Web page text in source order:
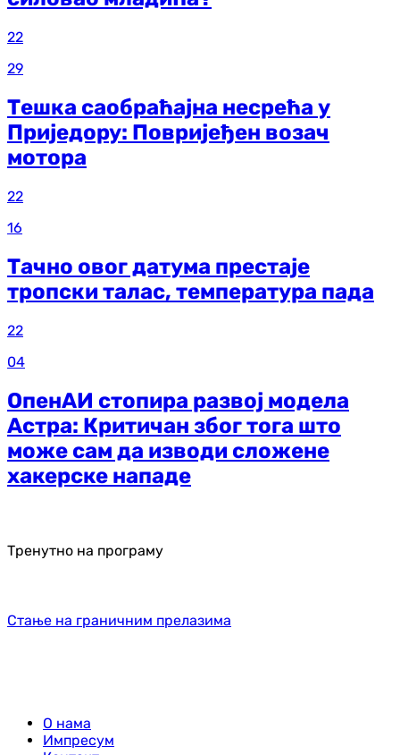
22
29
Тешка саобраћајна несрећа у
Приједору: Повријеђен возач
мотора
22
16
Тачно овог датума престаје
тропски талас, температура пада
22
04
ОпенАИ стопира развој модела
Астра: Критичан због тога што
може сам да изводи сложене
хакерске нападе
Тренутно на програму
Стање на граничним прелазима
О нама
Импресум